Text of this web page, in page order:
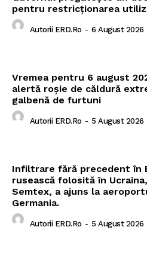
pentru restricționarea
Autorii ERD.ro - 6 August 2026
Vremea pentru 6 august
alertă roșie de căldură
galbenă de furtuni
Autorii ERD.ro - 5 August 2026
Infiltrare fără precedent în
rusească folosită în
Semtex, a ajuns la
Germania.
Autorii ERD.ro - 5 August 2026